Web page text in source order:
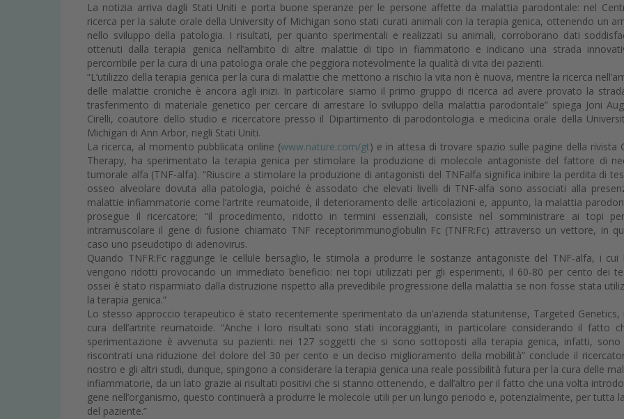
La notizia arriva dagli Stati Uniti e porta buone speranze per le persone affette da malattia parodontale: nel
ricerca per la salute orale della University of Michigan sono stati curati animali con la terapia genica, ottenendo un
nello sviluppo della patologia. I risultati, per quanto sperimentali e realizzati su animali, corroborano dati
ottenuti dalla terapia genica nell’ambito di altre malattie di tipo in fiammatorio e indicano una strada
percorribile per la cura di una patologia orale che peggiora notevolmente la qualità di vita dei pazienti.
“L’utilizzo della terapia genica per la cura di malattie che mettono a rischio la vita non è nuova, mentre la ricerca
delle malattie croniche è ancora agli inizi. In particolare siamo il primo gruppo di ricerca ad avere provato la
trasferimento di materiale genetico per cercare di arrestare lo sviluppo della malattia parodontale” spiega Joni
Cirelli, coautore dello studio e ricercatore presso il Dipartimento di parodontologia e medicina orale della
Michigan di Ann Arbor, negli Stati Uniti.
La ricerca, al momento pubblicata online (www.nature.com/gt) e in attesa di trovare spazio sulle pagine della rivista
Therapy, ha sperimentato la terapia genica per stimolare la produzione di molecole antagoniste del fattore di
tumorale alfa (TNF-alfa). “Riuscire a stimolare la produzione di antagonisti del TNFalfa significa inibire la perdita di
osseo alveolare dovuta alla patologia, poiché è assodato che elevati livelli di TNF-alfa sono associati alla
malattie infiammatorie come l’artrite reumatoide, il deterioramento delle articolazioni e, appunto, la malattia
prosegue il ricercatore; “il procedimento, ridotto in termini essenziali, consiste nel somministrare ai topi
intramuscolare il gene di fusione chiamato TNF receptorimmunoglobulin Fc (TNFR:Fc) attraverso un vettore, in
caso uno pseudotipo di adenovirus.
Quando TNFR:Fc raggiunge le cellule bersaglio, le stimola a produrre le sostanze antagoniste del TNF-alfa, i cui
vengono ridotti provocando un immediato beneficio: nei topi utilizzati per gli esperimenti, il 60-80 per cento dei
ossei è stato risparmiato dalla distruzione rispetto alla prevedibile progressione della malattia se non fosse stata
la terapia genica.”
Lo stesso approccio terapeutico è stato recentemente sperimentato da un’azienda statunitense, Targeted Genetics,
cura dell’artrite reumatoide. “Anche i loro risultati sono stati incoraggianti, in particolare considerando il fatto
sperimentazione è avvenuta su pazienti: nei 127 soggetti che si sono sottoposti alla terapia genica, infatti, sono
riscontrati una riduzione del dolore del 30 per cento e un deciso miglioramento della mobilità” conclude il
nostro e gli altri studi, dunque, spingono a considerare la terapia genica una reale possibilità futura per la cura delle
infiammatorie, da un lato grazie ai risultati positivi che si stanno ottenendo, e dall’altro per il fatto che una volta
gene nell’organismo, questo continuerà a produrre le molecole utili per un lungo periodo e, potenzialmente, per tutta
del paziente.”